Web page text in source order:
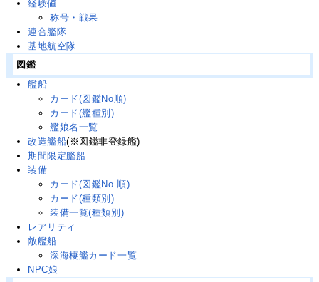
経験値
称号・戦果
連合艦隊
基地航空隊
図鑑
艦船
カード(図鑑No順)
カード(艦種別)
艦娘名一覧
改造艦船(※図鑑非登録艦)
期間限定艦船
装備
カード(図鑑No.順)
カード(種類別)
装備一覧(種類別)
レアリティ
敵艦船
深海棲艦カード一覧
NPC娘